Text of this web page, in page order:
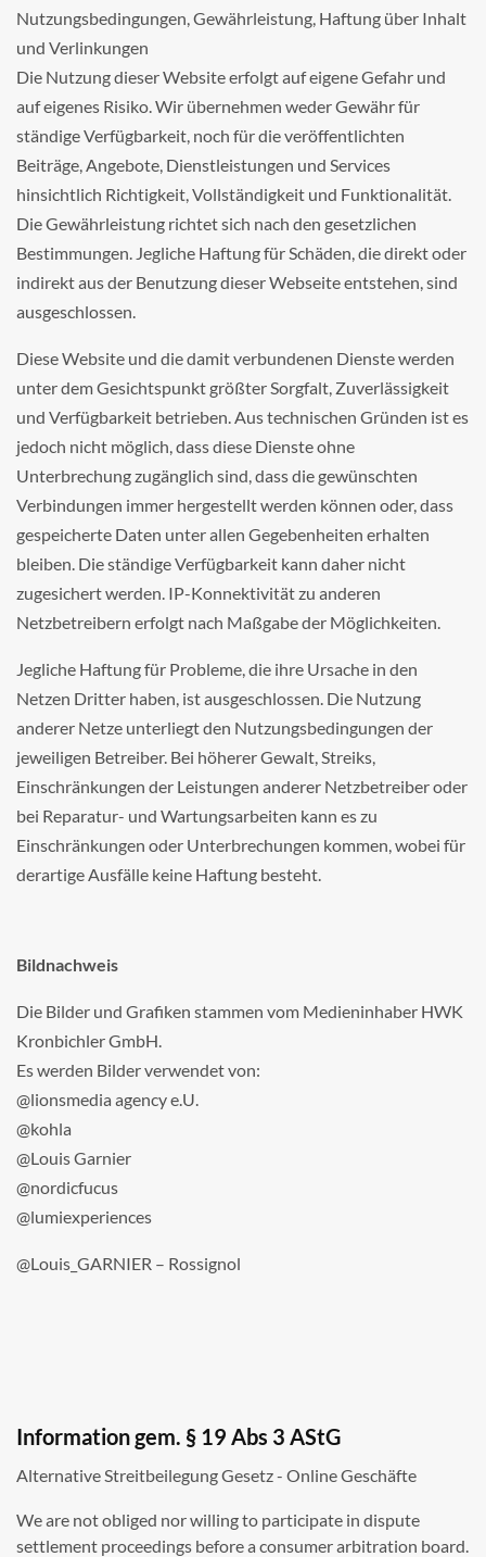
Nutzungsbedingungen, Gewährleistung, Haftung über Inhalt
und Verlinkungen
Die Nutzung dieser Website erfolgt auf eigene Gefahr und
auf eigenes Risiko. Wir übernehmen weder Gewähr für
ständige Verfügbarkeit, noch für die veröffentlichten
Beiträge, Angebote, Dienstleistungen und Services
hinsichtlich Richtigkeit, Vollständigkeit und Funktionalität.
Die Gewährleistung richtet sich nach den gesetzlichen
Bestimmungen. Jegliche Haftung für Schäden, die direkt oder
indirekt aus der Benutzung dieser Webseite entstehen, sind
ausgeschlossen.
Diese Website und die damit verbundenen Dienste werden
unter dem Gesichtspunkt größter Sorgfalt, Zuverlässigkeit
und Verfügbarkeit betrieben. Aus technischen Gründen ist es
jedoch nicht möglich, dass diese Dienste ohne
Unterbrechung zugänglich sind, dass die gewünschten
Verbindungen immer hergestellt werden können oder, dass
gespeicherte Daten unter allen Gegebenheiten erhalten
bleiben. Die ständige Verfügbarkeit kann daher nicht
zugesichert werden. IP-Konnektivität zu anderen
Netzbetreibern erfolgt nach Maßgabe der Möglichkeiten.
Jegliche Haftung für Probleme, die ihre Ursache in den
Netzen Dritter haben, ist ausgeschlossen. Die Nutzung
anderer Netze unterliegt den Nutzungsbedingungen der
jeweiligen Betreiber. Bei höherer Gewalt, Streiks,
Einschränkungen der Leistungen anderer Netzbetreiber oder
bei Reparatur- und Wartungsarbeiten kann es zu
Einschränkungen oder Unterbrechungen kommen, wobei für
derartige Ausfälle keine Haftung besteht.
Bildnachweis
Die Bilder und Grafiken stammen vom Medieninhaber HWK
Kronbichler GmbH.
Es werden Bilder verwendet von:
@lionsmedia agency e.U.
@kohla
@Louis Garnier
@nordicfucus
@lumiexperiences
@Louis_GARNIER – Rossignol
Information gem. § 19 Abs 3 AStG
Alternative Streitbeilegung Gesetz - Online Geschäfte
We are not obliged nor willing to participate in dispute
settlement proceedings before a consumer arbitration board.